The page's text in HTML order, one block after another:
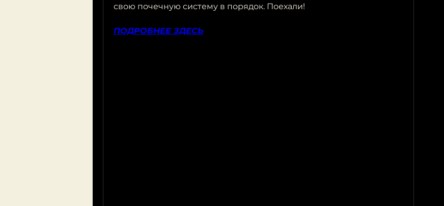
свою почечную систему в порядок. Поехали!
ПОДРОБНЕЕ ЗДЕСЬ